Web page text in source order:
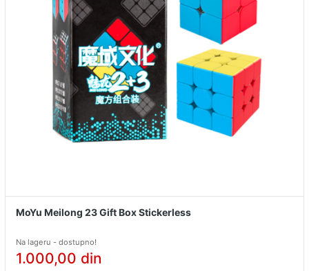
MoYu Meilong 23 Gift Box Stickerless
Na lageru - dostupno!
1.000,00 din